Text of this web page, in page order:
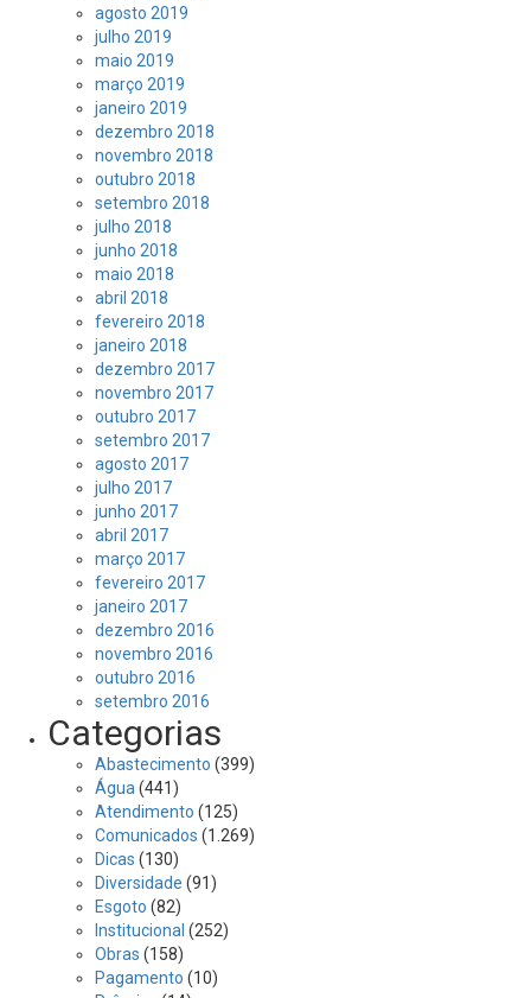
agosto 2019
julho 2019
maio 2019
março 2019
janeiro 2019
dezembro 2018
novembro 2018
outubro 2018
setembro 2018
julho 2018
junho 2018
maio 2018
abril 2018
fevereiro 2018
janeiro 2018
dezembro 2017
novembro 2017
outubro 2017
setembro 2017
agosto 2017
julho 2017
junho 2017
abril 2017
março 2017
fevereiro 2017
janeiro 2017
dezembro 2016
novembro 2016
outubro 2016
setembro 2016
Categorias
Abastecimento (399)
Água (441)
Atendimento (125)
Comunicados (1.269)
Dicas (130)
Diversidade (91)
Esgoto (82)
Institucional (252)
Obras (158)
Pagamento (10)